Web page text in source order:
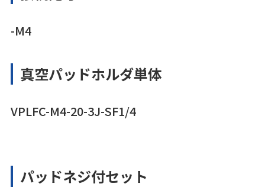
-M4
真空パッドホルダ単体
VPLFC-M4-20-3J-SF1/4
パッドネジ付セット